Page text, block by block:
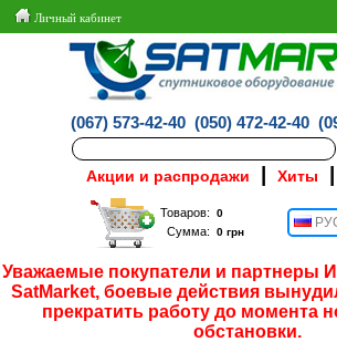
Личный кабинет
(067) 573-42-40 (050) 472-42-40
Акции и распродажи Хиты
Товаров:
Сумма:
Уважаемые покупатели и партнеры
SatMarket, боевые действия
прекратить работу до момента
обстановки.